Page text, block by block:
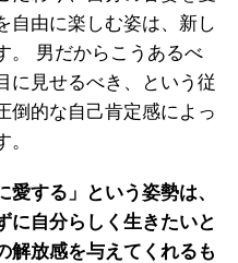
自由に楽しむ姿は、新し
。 男だからこうあるべ
に見せるべき、という従
倒的な自己肯定感によっ
する」という姿勢は、
に自分らしく生きたいと
解放感を与えてくれるも